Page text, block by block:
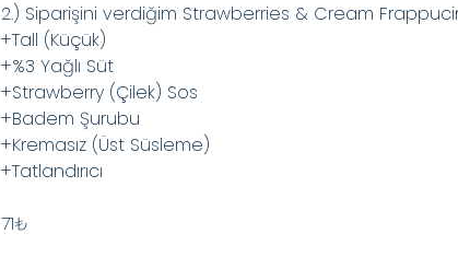
2.) Siparişini verdiğim Strawberries & Cream
+Tall (Küçük)
+%3 Yağlı Süt
+Strawberry (Çilek) Sos
+Badem Şurubu
+Kremasız (Üst Süsleme)
+Tatlandırıcı
71₺